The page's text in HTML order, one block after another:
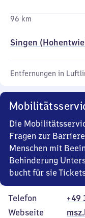
96 km
Singen
Entfernungen in
Die
Fragen zur
Menschen mit
Behinderung
bucht für sie
Telefon
+49
Webseite